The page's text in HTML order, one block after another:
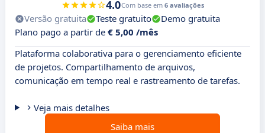
4.0Com base em 6 avaliações
Versão gratuita Teste gratuito
Demo gratuita
Plano pago a partir de € 5,00 /mês
Plataforma colaborativa para o gerenciamento eficiente
de projetos. Compartilhamento de arquivos,
comunicação em tempo real e rastreamento de tarefas.
Veja mais detalhes
Saiba mais